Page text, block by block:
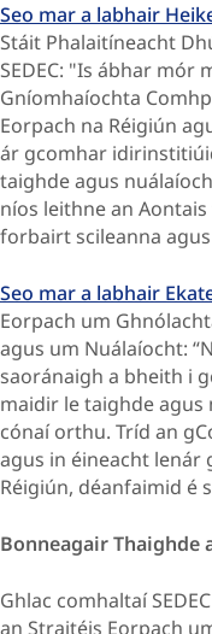
Seo mar a labhair
Stáit Phalaitíneacht
SEDEC: "Is ábhar mór
Gníomhaíochta
Eorpach na Réigiún
ár gcomhar
taighde agus
níos leithne an
forbairt scileanna
Seo mar a labhair
Eorpach um
agus um Nuálaíocht:
saoránaigh a bheith i
maidir le taighde agus
cónaí orthu. Tríd an
agus in éineacht lenár
Réigiún, déanfaimid é
Bonneagair Thaighde
Ghlac comhaltaí
an Straitéis Eorpach